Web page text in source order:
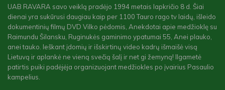
UAB RAVARA savo veiklą pradėjo 1994 metais lapkričio 8 d. Šiai
dienai yra sukūrusi daugiau kaip per 1100 Tauro rago tv laidų, išleido
dokumentinių filmų DVD Vilko pėdomis, Anekdotai apie medžioklę su
Raimundu Šilansku, Ruginukės gaminimo ypatumai 55, Anei plauko,
anei tauko. Ieškant įdomių ir išskirtinų video kadrų išmaišė visą
Lietuvą ir aplankė ne vieną svečią šalį ir net gi žemyną! Ilgametė
patirtis puiki padėjėja organizuojant medžiokles po įvairius Pasaulio
kampelius.